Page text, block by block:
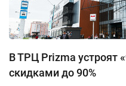
В ТРЦ Prizma устроят
скидками до 90%